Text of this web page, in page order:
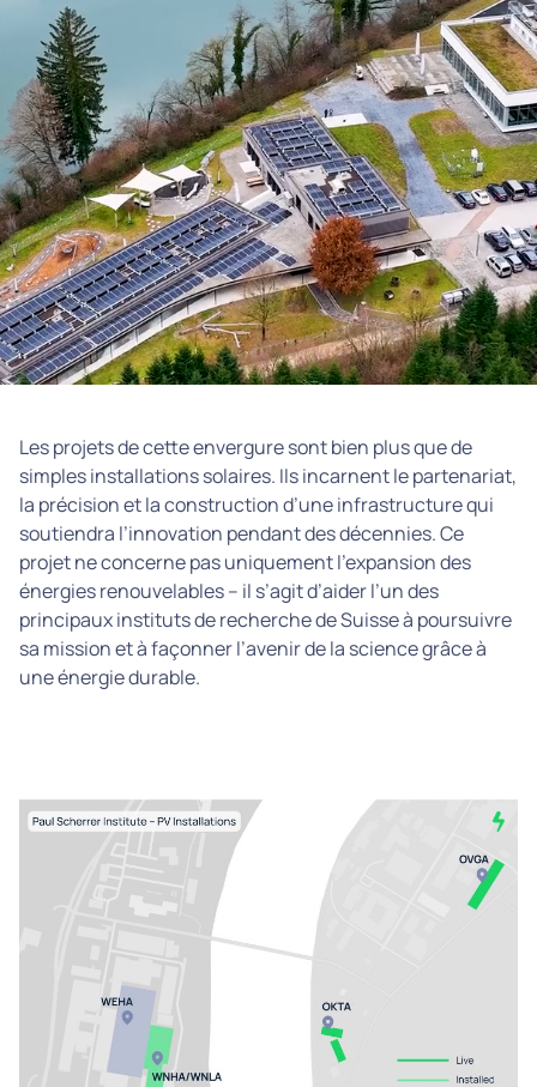
Les projets de cette envergure sont bien plus que de
simples installations solaires. Ils incarnent le partenariat,
la précision et la construction d’une infrastructure qui
soutiendra l’innovation pendant des décennies. Ce
projet ne concerne pas uniquement l’expansion des
énergies renouvelables – il s’agit d’aider l’un des
principaux instituts de recherche de Suisse à poursuivre
sa mission et à façonner l’avenir de la science grâce à
une énergie durable.